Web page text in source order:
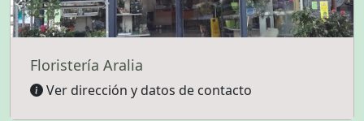
Floristería Aralia
Ver dirección y datos de contacto